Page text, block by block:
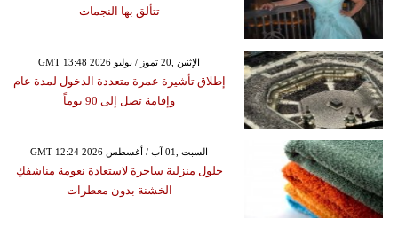
تتألق بها النجمات
GMT 13:48 2026 الإثنين ,20 تموز / يوليو
إطلاق تأشيرة عمرة متعددة الدخول لمدة عام
وإقامة تصل إلى 90 يوماً
GMT 12:24 2026 السبت ,01 آب / أغسطس
حلول منزلية ساحرة لاستعادة نعومة مناشفكِ
الخشنة بدون معطرات